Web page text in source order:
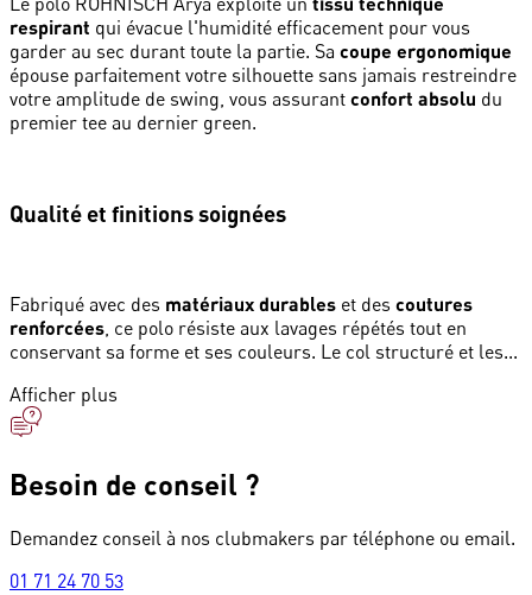
respirant qui évacue l'humidité efficacement pour vous
garder au sec durant toute la partie. Sa coupe ergonomique
épouse parfaitement votre silhouette sans jamais restreindre
votre amplitude de swing, vous assurant confort absolu du
premier tee au dernier green.
Qualité et finitions soignées
Fabriqué avec des matériaux durables et des coutures
renforcées, ce polo résiste aux lavages répétés tout en
conservant sa forme et ses couleurs. Le col structuré et les...
Afficher plus
Besoin de conseil ?
Demandez conseil à nos clubmakers par téléphone ou email.
01 71 24 70 53